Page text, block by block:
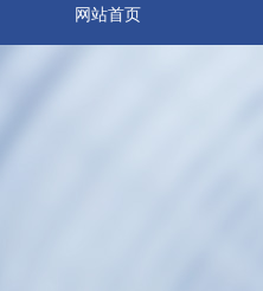
网站首页